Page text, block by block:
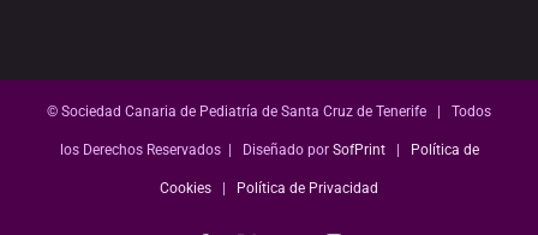
© Sociedad Canaria de Pediatría de Santa Cruz de Tenerife | Todos
los Derechos Reservados | Diseñado por SofPrint| Política de
Cookies | Política de Privacidad